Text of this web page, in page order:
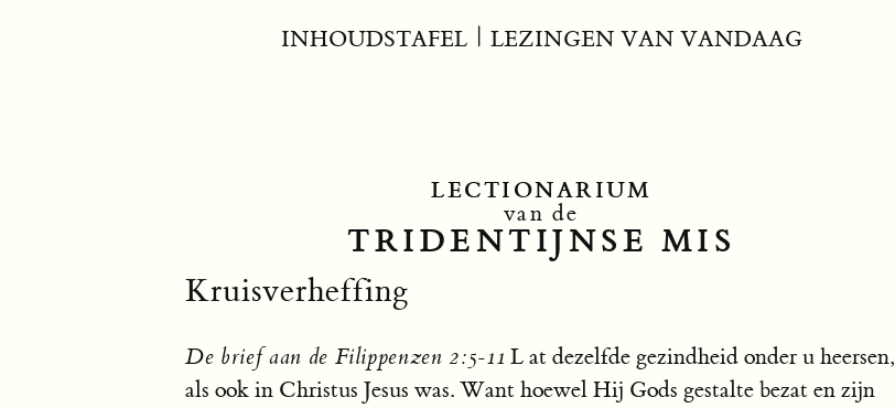
INHOUDSTAFEL| LEZINGEN VAN VANDAAG
LECTIONARIUM
van de
TRIDENTIJNSE MIS
Kruisverheffing
De brief aan de Filippenzen 2:5-11 L at dezelfde gezindheid onder u heersen,
als ook in Christus Jesus was. Want hoewel Hij Gods gestalte bezat en zijn